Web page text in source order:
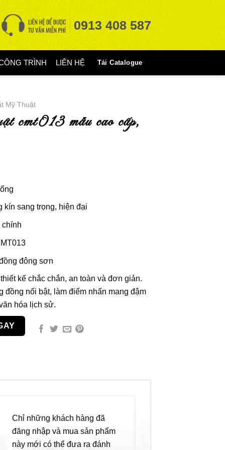
0913 408 587
TRÌNH LIÊN HỆ Tải Catalogue
Mỹ Thuật
kín sang trọng, hiện đại
chính
đông sơn
kế chắc chắn, an toàn và đơn giản.
đồng nổi bật, làm điểm nhấn mang đậm
hóa lịch sử.
Chỉ những khách hàng đã
đăng nhập và mua sản phẩm
này mới có thể đưa ra đánh